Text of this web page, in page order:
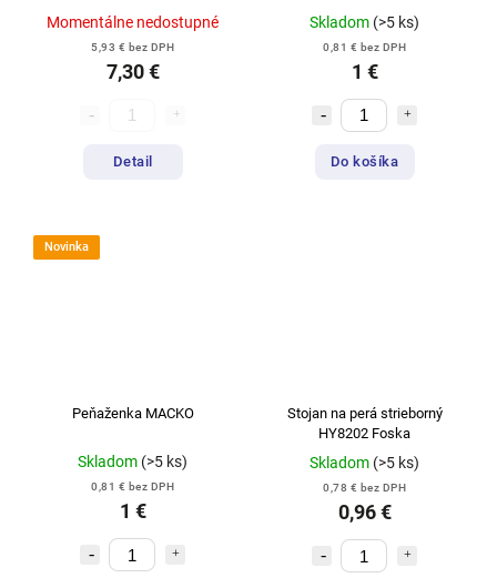
Momentálne nedostupné
5,93 € bez DPH
7,30 €
Detail
Skladom (>5 ks)
0,81 € bez DPH
1 €
Do košíka
Novinka
Peňaženka MACKO
Skladom (>5 ks)
0,81 € bez DPH
1 €
Stojan na perá strieborný
HY8202 Foska
Skladom (>5 ks)
0,78 € bez DPH
0,96 €